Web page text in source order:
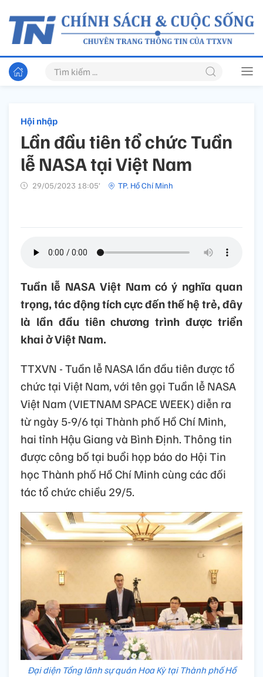
Hội nhập
Lần đầu tiên tổ chức Tuần
lễ NASA tại Việt Nam
29/05/2023 18:05’ TP. Hồ Chí Minh
Tuần lễ NASA Việt Nam có ý nghĩa quan
trọng, tác động tích cực đến thế hệ trẻ, đây
là lần đầu tiên chương trình được triển
khai ở Việt Nam.
TTXVN - Tuần lễ NASA lần đầu tiên được tổ
chức tại Việt Nam, với tên gọi Tuần lễ NASA
Việt Nam (VIETNAM SPACE WEEK) diễn ra
từ ngày 5-9/6 tại Thành phố Hồ Chí Minh,
hai tỉnh Hậu Giang và Bình Định. Thông tin
được công bố tại buổi họp báo do Hội Tin
học Thành phố Hồ Chí Minh cùng các đối
tác tổ chức chiều 29/5.
Đại diện Tổng lãnh sự quán Hoa Kỳ tại Thành phố Hồ